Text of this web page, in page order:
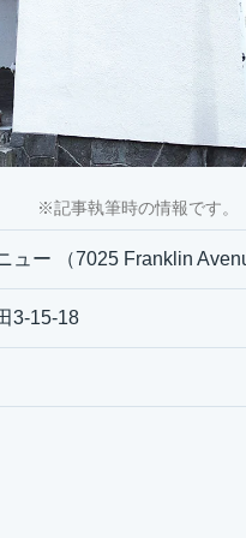
※記事執筆時の情報です。
ュー （7025 Franklin
3-15-18